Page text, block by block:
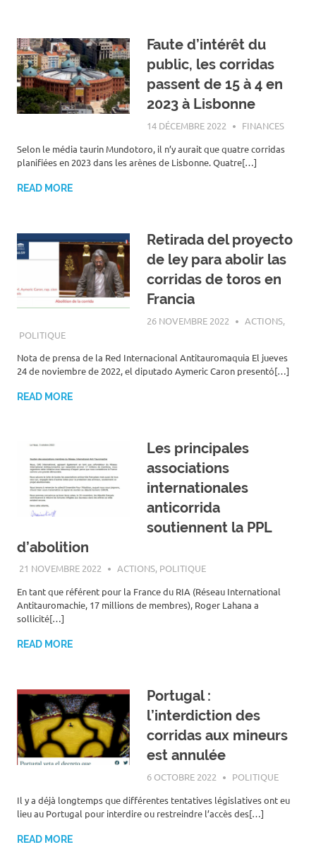
Faute d’intérêt du
public, les corridas
passent de 15 à 4 en
2023 à Lisbonne
14 DÉCEMBRE 2022 ROGER LAHANA
FINANCES
Selon le média taurin Mundotoro, il n’y aurait que quatre corridas
planifiées en 2023 dans les arènes de Lisbonne. Quatre[…]
READ MORE
Retirada del proyecto
de ley para abolir las
corridas de toros en
Francia
26 NOVEMBRE 2022 ROGER LAHANA
ACTIONS,
POLITIQUE
Nota de prensa de la Red Internacional Antitauromaquia El jueves
24 de noviembre de 2022, el diputado Aymeric Caron presentó[…]
READ MORE
Les principales
associations
internationales
anticorrida
soutiennent la PPL
d’abolition
21 NOVEMBRE 2022 ROGER LAHANA
ACTIONS, POLITIQUE
En tant que référent pour la France du RIA (Réseau International
Antitauromachie, 17 millions de membres), Roger Lahana a
sollicité[…]
READ MORE
Portugal :
l’interdiction des
corridas aux mineurs
est annulée
6 OCTOBRE 2022 ROGER LAHANA
POLITIQUE
Il y a déjà longtemps que différentes tentatives législatives ont eu
lieu au Portugal pour interdire ou restreindre l’accès des[…]
READ MORE